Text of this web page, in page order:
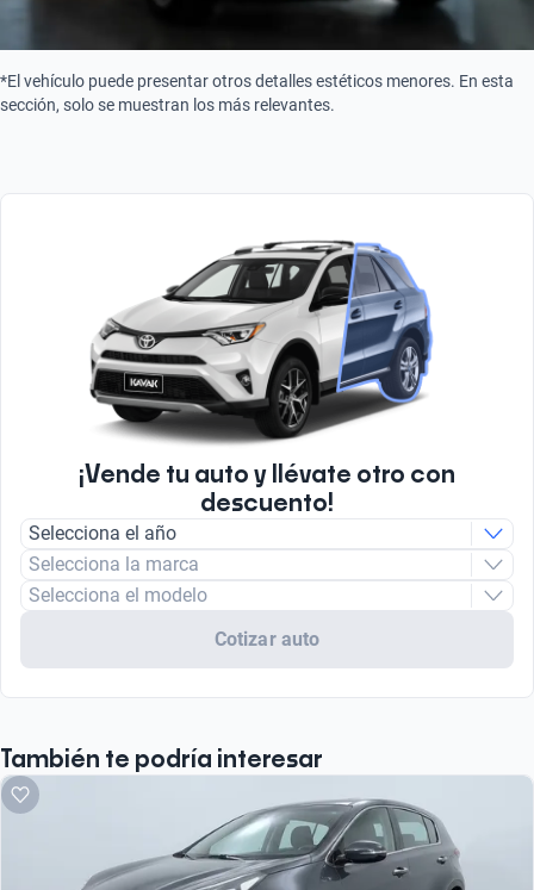
*El vehículo puede presentar otros detalles estéticos menores. En esta
sección, solo se muestran los más relevantes.
¡Vende tu auto y llévate otro con
descuento!
Selecciona el año
Selecciona la marca
Selecciona el modelo
Cotizar auto
También te podría interesar